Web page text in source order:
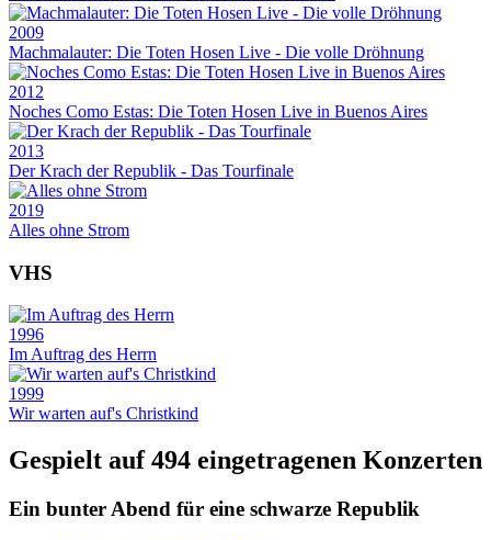
2009
Machmalauter: Die Toten Hosen Live - Die volle Dröhnung
2012
Noches Como Estas: Die Toten Hosen Live in Buenos Aires
2013
Der Krach der Republik - Das Tourfinale
2019
Alles ohne Strom
VHS
1996
Im Auftrag des Herrn
1999
Wir warten auf's Christkind
Gespielt auf 494 eingetragenen Konzerten
Ein bunter Abend für eine schwarze Republik